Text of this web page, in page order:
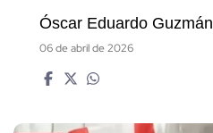
Óscar Eduardo Guzmán
06 de abril de 2026